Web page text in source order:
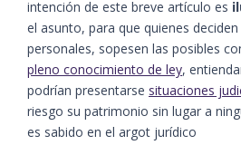
intención de este breve artículo es
el asunto, para que quienes
personales, sopesen las posibles
pleno conocimiento de ley,
podrían presentarse situaciones
riesgo su patrimonio sin lugar a
es sabido en el argot jurídico